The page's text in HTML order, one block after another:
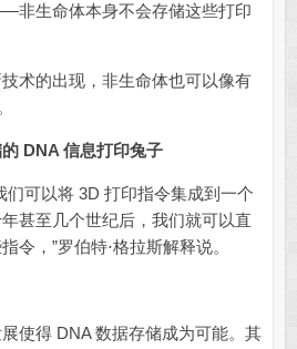
非生命体本身不会存储这些打印
的出现，非生命体也可以像有
DNA 信息打印兔子
可以将 3D 打印指令集成到一个
甚至几个世纪后，我们就可以直
令，”罗伯特⋅格拉斯解释说。
得 DNA 数据存储成为可能。其